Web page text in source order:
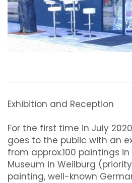
Exhibition and Reception
For the first time in July
goes to the public with an
from approx.100 paintings
Museum in Weilburg
painting, well-known